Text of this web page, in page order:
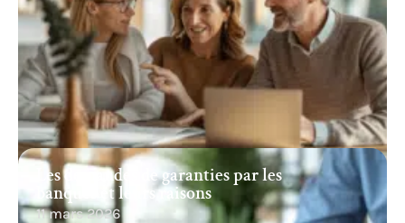
Les demandes de garanties par les
banques et leurs raisons
11 mars 2026